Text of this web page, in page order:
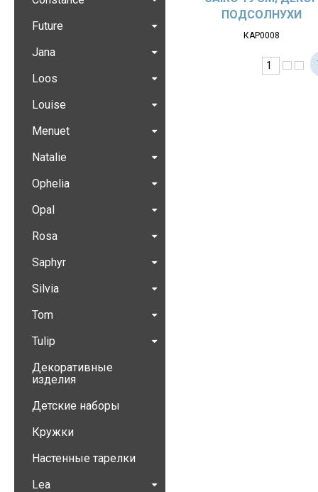
ПОДСОЛНУХИ
КАР0008
Future
Jana
Loos
Louise
Menuet
Natalie
Ophelia
Opal
Rosa
Saphyr
Silvia
Tom
Tulip
Декоративные
изделия
Детские наборы
Кружки
Настенные тарелки
Lea